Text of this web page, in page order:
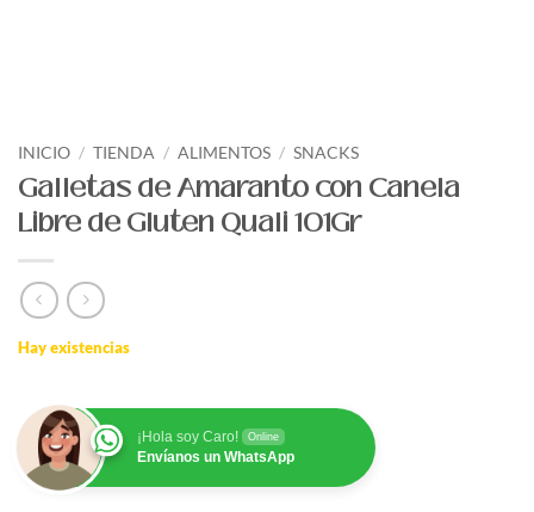
INICIO / TIENDA / ALIMENTOS / SNACKS
Galletas de Amaranto con Canela
Libre de Gluten Quali 101Gr
Hay existencias
¡Hola soy Caro! Online
Envíanos un WhatsApp